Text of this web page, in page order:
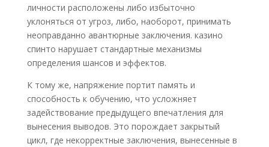
личности расположены либо избыточно
уклоняться от угроз, либо, наоборот, принимать
неоправданно авантюрные заключения. казино
спинто нарушает стандартные механизмы
определения шансов и эффектов.
К тому же, напряжение портит память и
способность к обучению, что усложняет
задействование предыдущего впечатления для
вынесения выводов. Это порождает закрытый
цикл, где некорректные заключения, вынесенные в